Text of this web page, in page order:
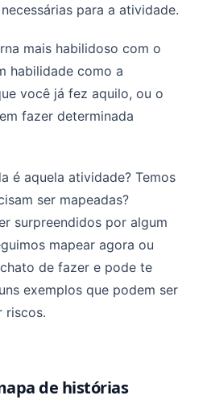
necessárias para a atividade.
mais habilidoso com o
habilidade como a
você já fez aquilo, ou o
fazer determinada
é aquela atividade? Temos
ser mapeadas?
surpreendidos por algum
mapear agora ou
de fazer e pode te
exemplos que podem ser
riscos.
de histórias